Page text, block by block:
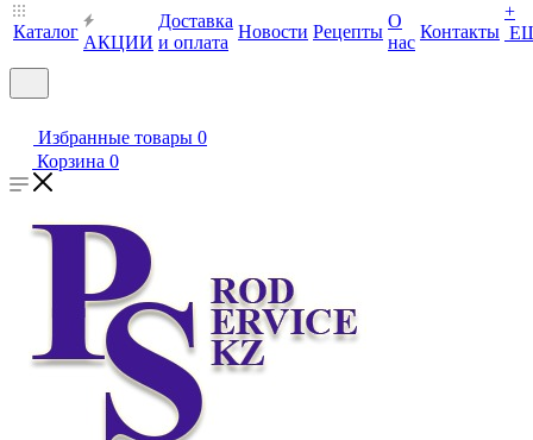
Каталог
АКЦИИ
Доставка
и оплата
Новости Рецепты
О
нас
Контакты
+
Избранные товары 0
Корзина 0